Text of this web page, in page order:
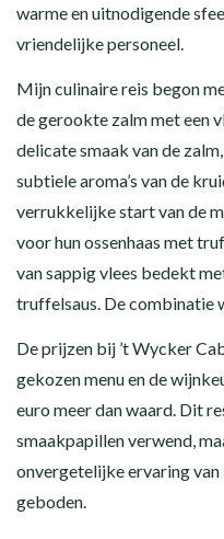
warme en uitnodigende
vriendelijke personeel.
Mijn culinaire reis begon
de gerookte zalm met een
delicate smaak van de
subtiele aroma’s van de
verrukkelijke start van de
voor hun ossenhaas met
van sappig vlees bedekt
truffelsaus. De combinatie
De prijzen bij ’t Wycker
gekozen menu en de
euro meer dan waard. Dit
smaakpapillen verwend,
onvergetelijke ervaring
geboden.